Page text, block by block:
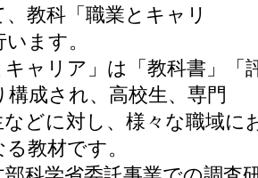
教科「職業とキャリ
ます。
ャリア」は「教科書」「
成され、高校生、専門
どに対し、様々な職域に
教材です。